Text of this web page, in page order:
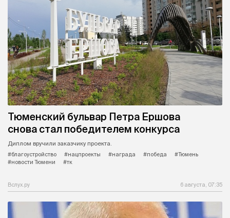
Тюменский бульвар Петра Ершова
снова стал победителем конкурса
Диплом вручили заказчику проекта.
#благоустройство
#нацпроекты #награда #победа
#Тюмень
#новости Тюмени
#тк
Вслух.ру 6 августа, 07:35